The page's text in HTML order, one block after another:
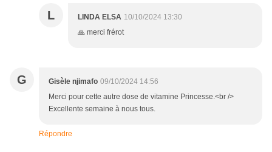
L LINDA ELSA 10/10/2024 13:30
🙏 merci frérot
G Gisèle njimafo 09/10/2024 14:56
Merci pour cette autre dose de vitamine Princesse.<br />
Excellente semaine à nous tous.
Répondre